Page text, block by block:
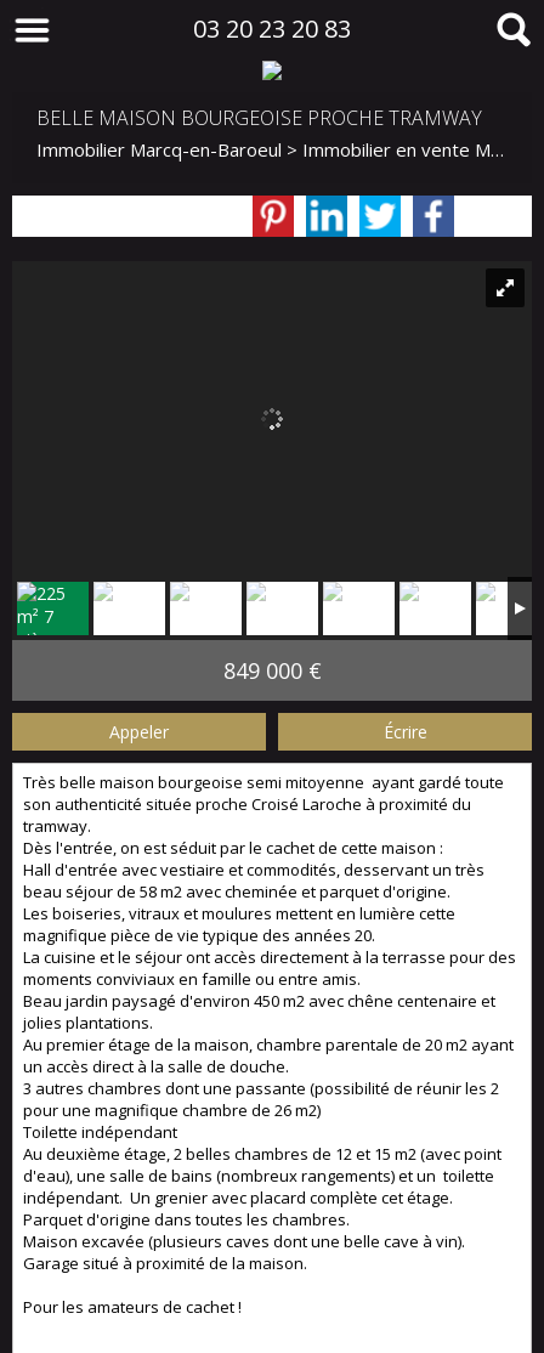
03 20 23 20 83
BELLE MAISON BOURGEOISE PROCHE TRAMWAY
Immobilier Marcq-en-Baroeul > Immobilier en vente Marcq-en-Baroeul
849 000 €
Appeler Écrire
Très belle maison bourgeoise semi mitoyenne ayant gardé toute
son authenticité située proche Croisé Laroche à proximité du
tramway.
Dès l'entrée, on est séduit par le cachet de cette maison :
Hall d'entrée avec vestiaire et commodités, desservant un très
beau séjour de 58 m2 avec cheminée et parquet d'origine.
Les boiseries, vitraux et moulures mettent en lumière cette
magnifique pièce de vie typique des années 20.
La cuisine et le séjour ont accès directement à la terrasse pour des
moments conviviaux en famille ou entre amis.
Beau jardin paysagé d'environ 450 m2 avec chêne centenaire et
jolies plantations.
Au premier étage de la maison, chambre parentale de 20 m2 ayant
un accès direct à la salle de douche.
3 autres chambres dont une passante (possibilité de réunir les 2
pour une magnifique chambre de 26 m2)
Toilette indépendant
Au deuxième étage, 2 belles chambres de 12 et 15 m2 (avec point
d'eau), une salle de bains (nombreux rangements) et un toilette
indépendant. Un grenier avec placard complète cet étage.
Parquet d'origine dans toutes les chambres.
Maison excavée (plusieurs caves dont une belle cave à vin).
Garage situé à proximité de la maison.
Pour les amateurs de cachet !